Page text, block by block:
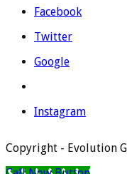
Facebook
Twitter
Google
Instagram
Copyright - Evolution